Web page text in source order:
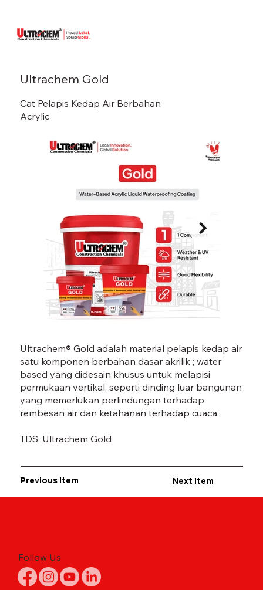
Ultrachem Gold
Cat Pelapis Kedap Air Berbahan
Acrylic
GOLD-03.jpg
Ultrachem® Gold adalah material pelapis kedap air
satu komponen berbahan dasar akrilik ; water
based yang didesain khusus untuk melapisi
permukaan vertikal, seperti dinding luar bangunan
yang memerlukan perlindungan terhadap
rembesan air dan ketahanan terhadap cuaca.
TDS: Ultrachem Gold
Previous Item Next Item
Follow Us